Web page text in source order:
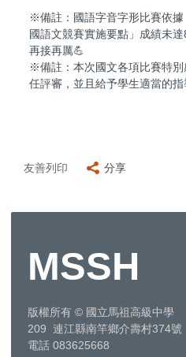
※備註：國語字音字形比賽依
國語文競賽實施要點」成績未
再接再厲💪
※備註：本次國文各項比賽特
任評審，並且給予學生適當的
友善列印 分享
MSSH
版權所有 © 國立馬祖高級中學
209 連江縣南竿鄉介壽村374號
電話 083625668